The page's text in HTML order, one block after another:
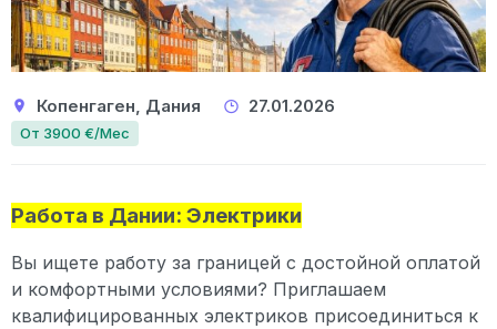
Копенгаген, Дания 27.01.2026
От 3900 €/Мес
Работа в Дании: Электрики
Вы ищете работу за границей с достойной оплатой
и комфортными условиями? Приглашаем
квалифицированных электриков присоединиться к